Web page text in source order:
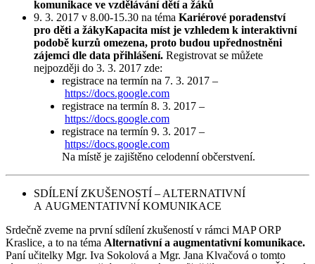
komunikace ve vzdělávání dětí a žáků
9. 3. 2017 v 8.00-15.30 na téma Kariérové poradenství
pro děti a žákyKapacita míst je vzhledem k interaktivní
podobě kurzů omezena, proto budou upřednostněni
zájemci dle data přihlášení. Registrovat se můžete
nejpozději do 3. 3. 2017 zde:
registrace na termín na 7. 3. 2017 –
https://docs.google.com
registrace na termín 8. 3. 2017 –
https://docs.google.com
registrace na termín 9. 3. 2017 –
https://docs.google.com
Na místě je zajištěno celodenní občerstvení.
SDÍLENÍ ZKUŠENOSTÍ – ALTERNATIVNÍ
A AUGMENTATIVNÍ KOMUNIKACE
Srdečně zveme na první sdílení zkušeností v rámci MAP ORP
Kraslice, a to na téma Alternativní a augmentativní komunikace.
Paní učitelky Mgr. Iva Sokolová a Mgr. Jana Klvačová o tomto